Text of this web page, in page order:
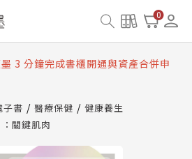
0
數位閱讀資產合併與書櫃開通申請
書櫃開通常見問題
墨 3 分鐘完成書櫃開通與資產合併申
數位閱讀資產合併與書櫃開通申請
子書 醫療保健
健康養生
關鍵肌肉